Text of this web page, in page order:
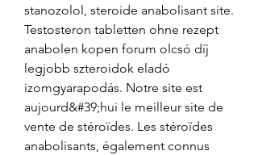
stanozolol, steroide anabolisant site.
Testosteron tabletten ohne rezept
anabolen kopen forum olcsó díj
legjobb szteroidok eladó
izomgyarapodás. Notre site est
aujourd&#39;hui le meilleur site de
vente de stéroïdes. Les stéroïdes
anabolisants, également connus